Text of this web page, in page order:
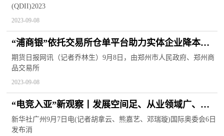
(QDII)2023
2023-09-08
“浦商银”依托交易所仓单平台助力实体企业降本增
效
期货日报网讯（记者乔林生）9月8日，由郑州市人民政府、郑州商
品交易所
2023-09-08
“电竞入亚”新观察丨发展空间足、从业领域广、人
才需求大
新华社广州9月7日电(记者胡拿云、熊嘉艺、邓瑞璇)国际奥委会6日
发布消